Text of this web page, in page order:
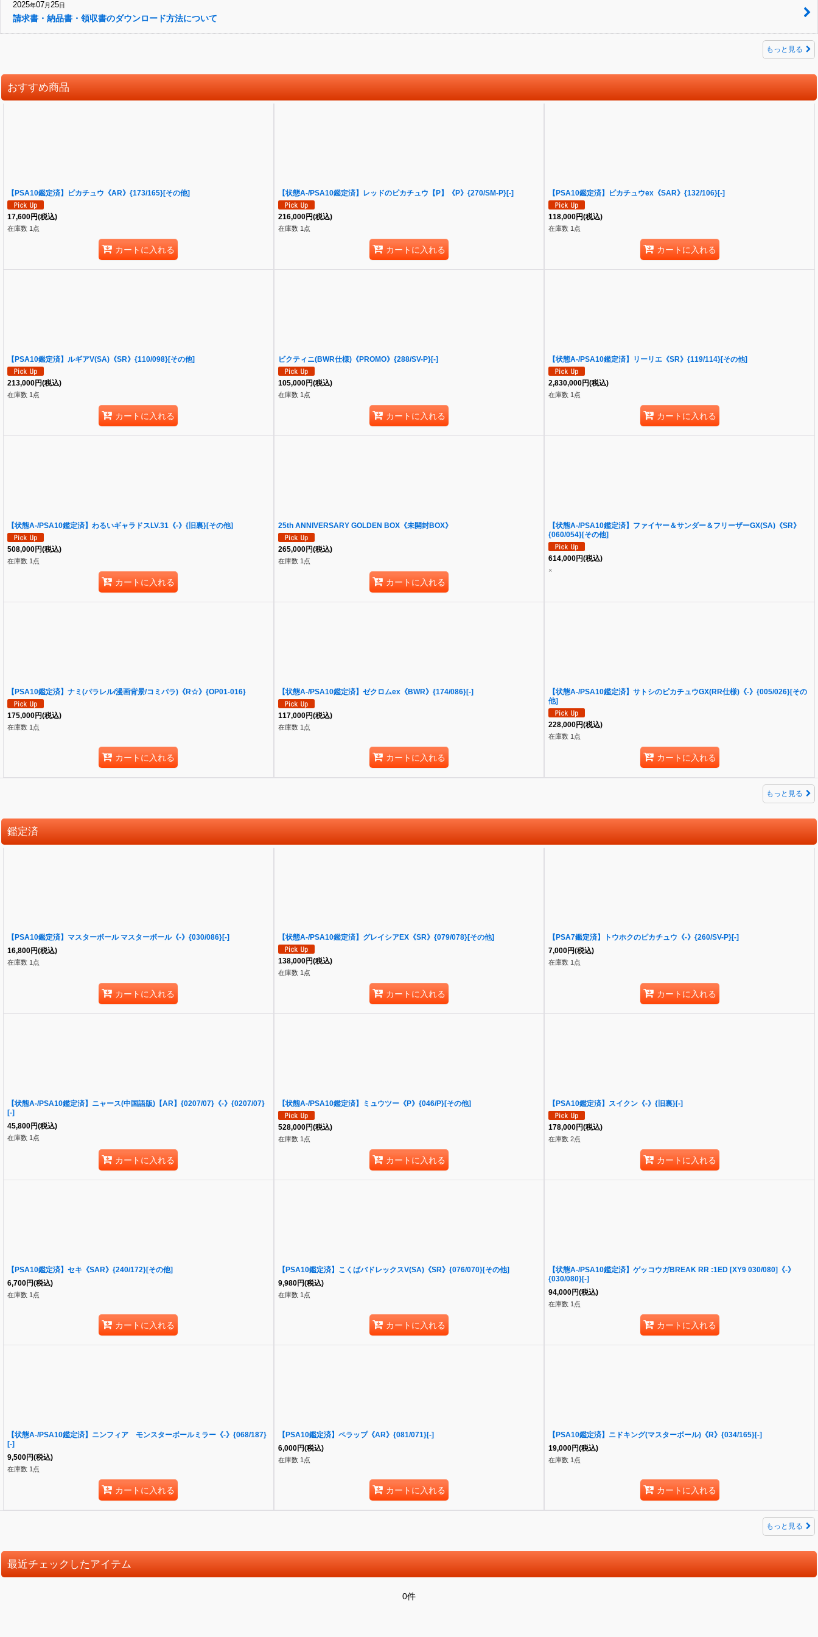
2025年07月 25日
請求書・納品書・領収書のダウンロード方法について
もっと見る
おすすめ商品
【PSA10鑑定済】ピカチュウ《AR》{173/165}[その他]
17,600円(税込)
在庫数 1点
カートに入れる
【状態A-/PSA10鑑定済】レッドのピカチュウ【P】《P》{270/SM-P}[-]
216,000円(税込)
在庫数 1点
カートに入れる
【PSA10鑑定済】ピカチュウex《SAR》{132/106}[-]
118,000円(税込)
在庫数 1点
カートに入れる
【PSA10鑑定済】ルギアV(SA)《SR》{110/098}[その他]
213,000円(税込)
在庫数 1点
カートに入れる
ビクティニ(BWR仕様)《PROMO》{288/SV-P}[-]
105,000円(税込)
在庫数 1点
カートに入れる
【状態A-/PSA10鑑定済】リーリエ《SR》{119/114}[その他]
2,830,000円(税込)
在庫数 1点
カートに入れる
【状態A-/PSA10鑑定済】わるいギャラドスLV.31《-》{旧裏}[その他]
508,000円(税込)
在庫数 1点
カートに入れる
25th ANNIVERSARY GOLDEN BOX《未開封BOX》
265,000円(税込)
在庫数 1点
カートに入れる
【状態A-/PSA10鑑定済】ファイヤー＆サンダー＆フリーザーGX(SA)《SR》
{060/054}[その他]
614,000円(税込)
×
【PSA10鑑定済】ナミ(パラレル/漫画背景/コミパラ)《R☆》{OP01-016}
175,000円(税込)
在庫数 1点
カートに入れる
【状態A-/PSA10鑑定済】ゼクロムex《BWR》{174/086}[-]
117,000円(税込)
在庫数 1点
カートに入れる
【状態A-/PSA10鑑定済】サトシのピカチュウGX(RR仕様)《-》{005/026}[その
他]
228,000円(税込)
在庫数 1点
カートに入れる
もっと見る
鑑定済
【PSA10鑑定済】マスターボール マスターボール《-》{030/086}[-]
16,800円(税込)
在庫数 1点
カートに入れる
【状態A-/PSA10鑑定済】グレイシアEX《SR》{079/078}[その他]
138,000円(税込)
在庫数 1点
カートに入れる
【PSA7鑑定済】トウホクのピカチュウ《-》{260/SV-P}[-]
7,000円(税込)
在庫数 1点
カートに入れる
【状態A-/PSA10鑑定済】ニャース(中国語版)【AR】{0207/07}《-》{0207/07}
[-]
45,800円(税込)
在庫数 1点
カートに入れる
【状態A-/PSA10鑑定済】ミュウツー《P》{046/P}[その他]
528,000円(税込)
在庫数 1点
カートに入れる
【PSA10鑑定済】スイクン《-》{旧裏}[-]
178,000円(税込)
在庫数 2点
カートに入れる
【PSA10鑑定済】セキ《SAR》{240/172}[その他]
6,700円(税込)
在庫数 1点
カートに入れる
【PSA10鑑定済】こくばバドレックスV(SA)《SR》{076/070}[その他]
9,980円(税込)
在庫数 1点
カートに入れる
【状態A-/PSA10鑑定済】ゲッコウガBREAK RR :1ED [XY9 030/080]《-》
{030/080}[-]
94,000円(税込)
在庫数 1点
カートに入れる
【状態A-/PSA10鑑定済】ニンフィア モンスターボールミラー《-》{068/187}
[-]
9,500円(税込)
在庫数 1点
カートに入れる
【PSA10鑑定済】ペラップ《AR》{081/071}[-]
6,000円(税込)
在庫数 1点
カートに入れる
【PSA10鑑定済】ニドキング(マスターボール)《R》{034/165}[-]
19,000円(税込)
在庫数 1点
カートに入れる
もっと見る
最近チェックしたアイテム
0件